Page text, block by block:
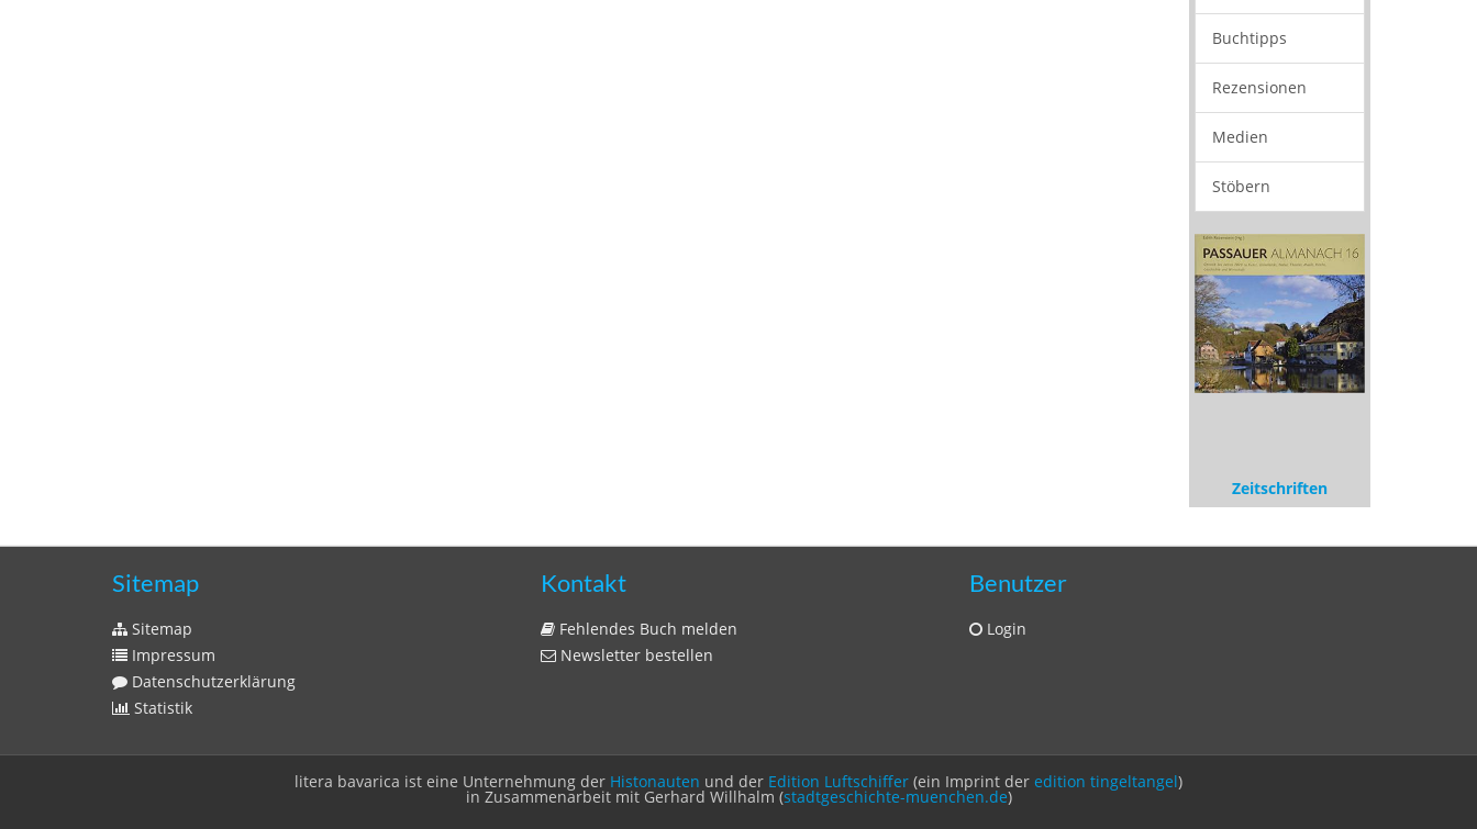
Buchtipps
Rezensionen
Medien
Stöbern
Zeitschriften
Sitemap
Sitemap
Impressum
Datenschutzerklärung
Statistik
Kontakt
Fehlendes Buch melden
Newsletter bestellen
Benutzer
Login
litera bavarica ist eine Unternehmung der Histonauten und der Edition Luftschiffer (ein Imprint der edition tingeltangel)
in Zusammenarbeit mit Gerhard Willhalm (stadtgeschichte-muenchen.de)